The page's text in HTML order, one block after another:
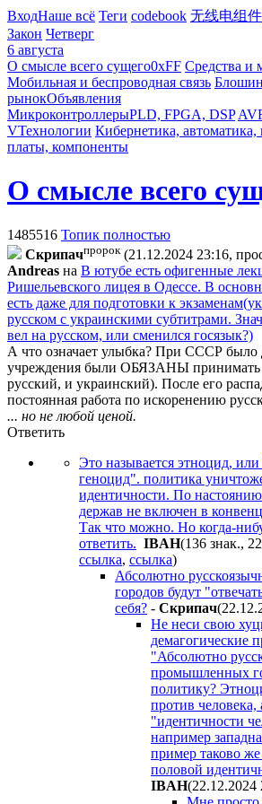
ВходНаше всё Теги codebook 无线电组件
Закон Четверг
6 августа
О смысле всего сущего0xFF Средства и
Мобильная и беспроводная связь
рынокОбъявления
МикроконтроллерыPLD, FPGA, DSP
VТехнологии Кибернетика, автоматика,
платы, компоненты
О смысле всего
1485516 Топик полностью
Cкpипaчпророк (21.12.2024 23:16,
Andreas на В ютубе есть офигенные
Ришельевского лицея в Одессе. В
есть даже для подготовки к
русском с украинскими субтитрами.
вел на русском, или сменился госязык?)
А что означает улыбка? При СССР было
учреждения были ОБЯЗАНЫ принимать
русский, и украинский). После его
постоянная работа по искоренению
... но не любой ценой.
Ответить
Это называется этноцид,
геноцид". политика
идентичности. По
держав не включен в
Так что можно. Но когда-
ответить. IBAH(136 знак.,
ссылка, ссылка)
Абсолютно
городов будут
себя? - Cкpипaч
Не неси свою
демагогические
"Абсолютно
промышленных
политику?
против человека,
"идентичности
например
пример таково
половой
IBAH(22.12.2024